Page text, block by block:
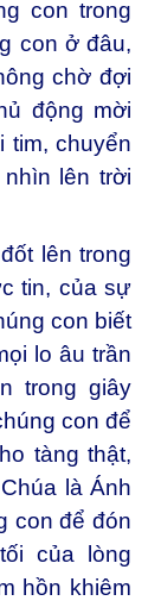
con trong
con ở đâu,
chờ đợi
động mời
tim, chuyển
lên trời
lên trong
tin, của sự
con biết
lo âu trần
trong giây
con để
tàng thật,
là Ánh
con để đón
của lòng
hồn khiêm